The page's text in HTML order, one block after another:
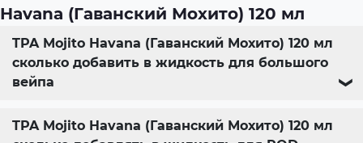
Havana (Гаванский Мохито) 120 мл
TPA Mojito Havana (Гаванский Мохито) 120 мл
сколько добавить в жидкость для большого
вейпа
❯
TPA Mojito Havana (Гаванский Мохито) 120 мл